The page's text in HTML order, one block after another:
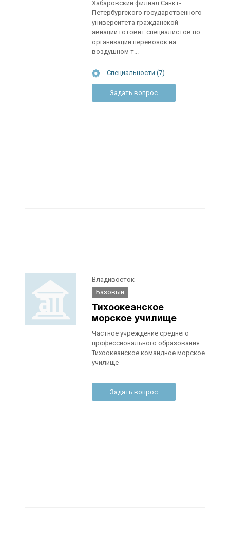
Хабаровский филиал Санкт-
Петербургского государственного
университета гражданской
авиации готовит специалистов по
организации перевозок на
воздушном т...
Специальности (7)
Задать вопрос
Владивосток
Базовый
Тихоокеанское
морское училище
Частное учреждение среднего
профессионального образования
Тихоокеанское командное морское
училище
Задать вопрос